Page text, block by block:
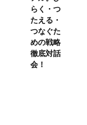
らく・つ
たえる・
つなぐた
めの戦略
徹底対話
会！